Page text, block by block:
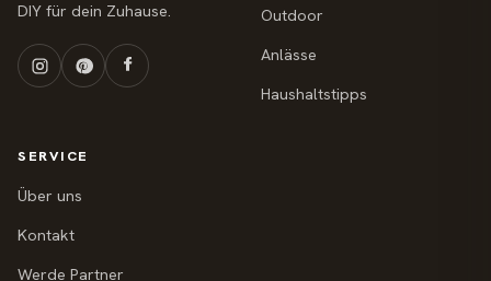
DIY für dein Zuhause.
Outdoor
Anlässe
Haushaltstipps
SERVICE
Über uns
Kontakt
Werde Partner